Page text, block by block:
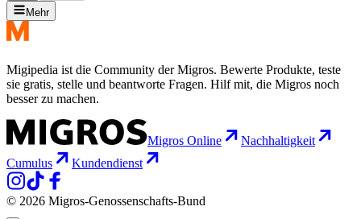
Mehr
Migipedia ist die Community der Migros. Bewerte Produkte, teste
sie gratis, stelle und beantworte Fragen. Hilf mit, die Migros noch
besser zu machen.
Migros Online
Nachhaltigkeit
Cumulus
Kundendienst
© 2026 Migros-Genossenschafts-Bund